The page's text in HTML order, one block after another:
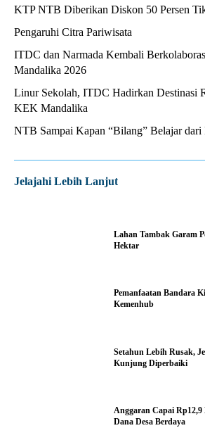
KTP NTB Diberikan Diskon 50 Persen
Pengaruhi Citra Pariwisata
ITDC dan Narmada Kembali
Mandalika 2026
Linur Sekolah, ITDC Hadirkan Destinasi
KEK Mandalika
NTB Sampai Kapan “Bilang” Belajar dari
Jelajahi Lebih Lanjut
Lahan Tambak Garam
Hektar
Pemanfaatan Bandara
Kemenhub
Setahun Lebih Rusak,
Kunjung Diperbaiki
Anggaran Capai Rp12,9
Dana Desa Berdaya